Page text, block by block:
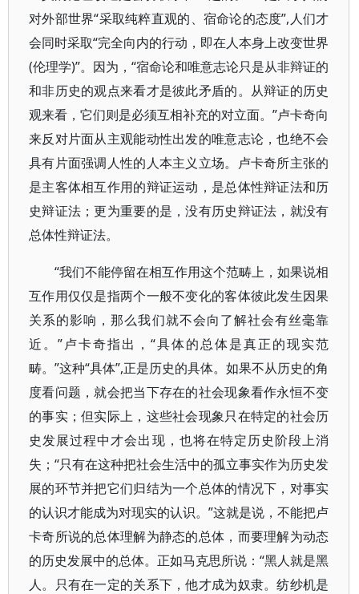
对外部世界“采取纯粹直观的、宿命论的态度”,人们才
会同时采取“完全向内的行动，即在人本身上改变世界
(伦理学)”。因为，“宿命论和唯意志论只是从非辩证的
和非历史的观点来看才是彼此矛盾的。从辩证的历史
观来看，它们则是必须互相补充的对立面。”卢卡奇向
来反对片面从主观能动性出发的唯意志论，也绝不会
具有片面强调人性的人本主义立场。卢卡奇所主张的
是主客体相互作用的辩证运动，是总体性辩证法和历
史辩证法；更为重要的是，没有历史辩证法，就没有
总体性辩证法。
“我们不能停留在相互作用这个范畴上，如果说相
互作用仅仅是指两个一般不变化的客体彼此发生因果
关系的影响，那么我们就不会向了解社会有丝毫靠
近。”卢卡奇指出，“具体的总体是真正的现实范
畴。”这种“具体”,正是历史的具体。如果不从历史的角
度看问题，就会把当下存在的社会现象看作永恒不变
的事实；但实际上，这些社会现象只在特定的社会历
史发展过程中才会出现，也将在特定历史阶段上消
失；“只有在这种把社会生活中的孤立事实作为历史发
展的环节并把它们归结为一个总体的情况下，对事实
的认识才能成为对现实的认识。”这就是说，不能把卢
卡奇所说的总体理解为静态的总体，而要理解为动态
的历史发展中的总体。正如马克思所说：“黑人就是黑
人。只有在一定的关系下，他才成为奴隶。纺纱机是